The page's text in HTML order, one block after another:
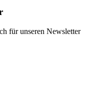
für unseren Newsletter